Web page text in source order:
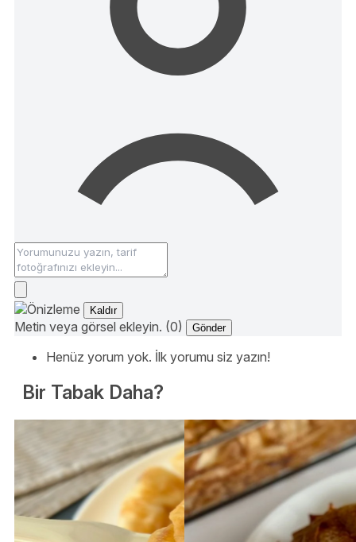
Kaldır
Metin veya görsel ekleyin. (0) Gönder
Henüz yorum yok. İlk yorumu siz yazın!
Bir Tabak Daha?